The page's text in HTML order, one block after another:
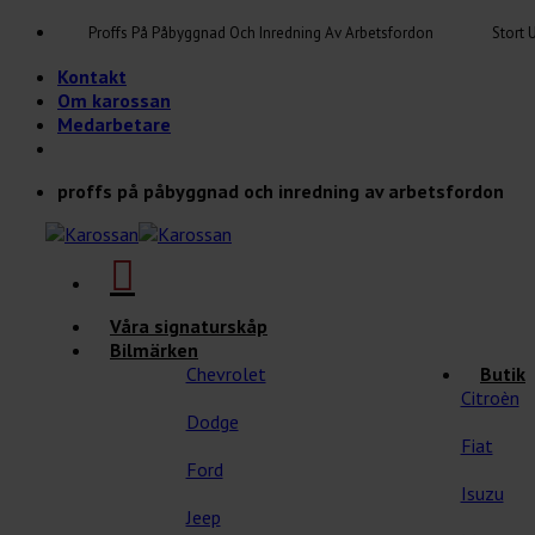
Skip
content
Proffs På Påbyggnad Och Inredning Av Arbetsfordon Stort
Kontakt
Om karossan
Medarbetare
proffs på påbyggnad och inredning av arbetsfordon
Våra signaturskåp
Bilmärken
Chevrolet
Citroèn
Dodge
Fiat
Ford
Isuzu
Jeep
Butik